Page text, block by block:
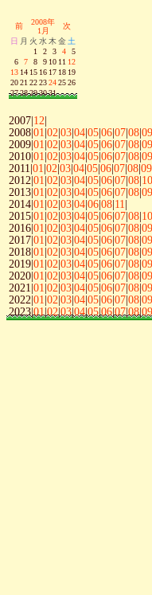
前
2008年
1月
次
日 月 火 水 木 金 土
1
2 3 4
5
6
7 8 9 10 11 12
13 14 15 16 17 18 19
2021 2223242526
2728293031
2007|12|
2008|01|02|03|04|05|06|07|08|09
2009|01|02|03|04|05|06|07|08|09
2010|01|02|03|04|05|06|07|08|09
2011|01|02|03|04|05|06|07|08|09
2012|01|02|03|04|05|06|07|08|10
2013|01|02|03|04|05|06|07|08|09
2014|01|02|03|04|06|08|11|
2015|01|02|03|04|05|06|07|08|10
2016|01|02|03|04|05|06|07|08|09
2017|01|02|03|04|05|06|07|08|09
2018|01|02|03|04|05|06|07|08|09
2019|01|02|03|04|05|06|07|08|09
2020|01|02|03|04|05|06|07|08|09
2021|01|02|03|04|05|06|07|08|09
2022|01|02|03|04|05|06|07|08|09
2023|01|02|03|04|05|06|07|08|09